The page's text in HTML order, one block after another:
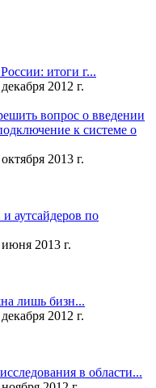
итоги г...
2012 г.
вопрос о введении
к системе о
2013 г.
аутсайдеров по
июня 2013 г.
лишь бизн...
2012 г.
в области...